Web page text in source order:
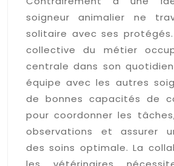
soigneur animalier ne
solitaire avec ses
collective du métier
centrale dans son
équipe avec les autres
de bonnes capacités de
pour coordonner les
observations et assurer
des soins optimale. La